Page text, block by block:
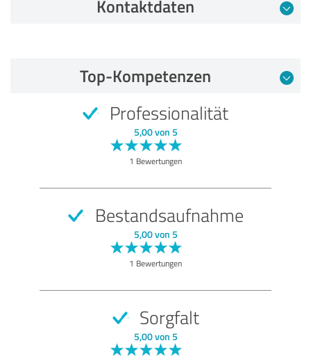
Kontaktdaten
Bewertung anzeigen
Top-Kompetenzen
Professionalität
5,00 von 5
1 Bewertungen
Bestandsaufnahme
5,00 von 5
1 Bewertungen
Sorgfalt
5,00 von 5